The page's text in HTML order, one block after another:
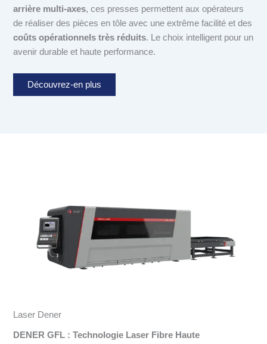
arrière multi-axes, ces presses permettent aux opérateurs
de réaliser des pièces en tôle avec une extrême facilité et des
coûts opérationnels très réduits. Le choix intelligent pour un
avenir durable et haute performance.
Découvrez-en plus
Laser Dener
DENER GFL : Technologie Laser Fibre Haute